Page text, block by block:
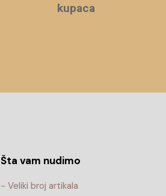
kupaca
Šta vam nudimo
- Veliki broj artikala